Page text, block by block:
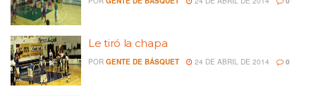
Le tiró la chapa
POR GENTE DE BÁSQUET 24 DE ABRIL DE 2014 0